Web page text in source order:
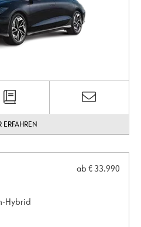
ERFAHREN
Hybrid
ab € 33.990